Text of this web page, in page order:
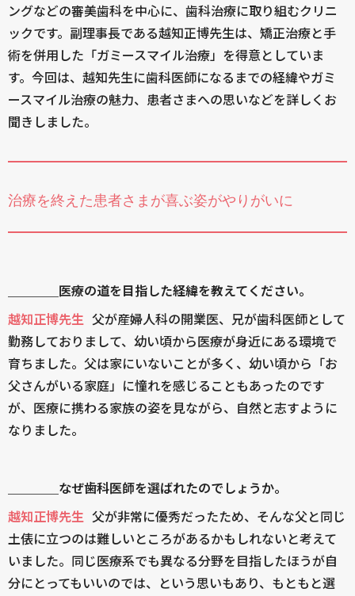
ングなどの審美歯科を中心に、歯科治療に取り組むクリニ
ックです。副理事長である越知正博先生は、矯正治療と手
術を併用した「ガミースマイル治療」を得意としていま
す。今回は、越知先生に歯科医師になるまでの経緯やガミ
ースマイル治療の魅力、患者さまへの思いなどを詳しくお
聞きしました。
治療を終えた患者さまが喜ぶ姿がやりがいに
＿＿＿＿医療の道を目指した経緯を教えてください。
越知正博先生 父が産婦人科の開業医、兄が歯科医師として
勤務しておりまして、幼い頃から医療が身近にある環境で
育ちました。父は家にいないことが多く、幼い頃から「お
父さんがいる家庭」に憧れを感じることもあったのです
が、医療に携わる家族の姿を見ながら、自然と志すように
なりました。
＿＿＿＿なぜ歯科医師を選ばれたのでしょうか。
越知正博先生 父が非常に優秀だったため、そんな父と同じ
土俵に立つのは難しいところがあるかもしれないと考えて
いました。同じ医療系でも異なる分野を目指したほうが自
分にとってもいいのでは、という思いもあり、もともと選